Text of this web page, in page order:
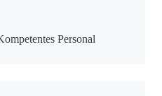
Personal